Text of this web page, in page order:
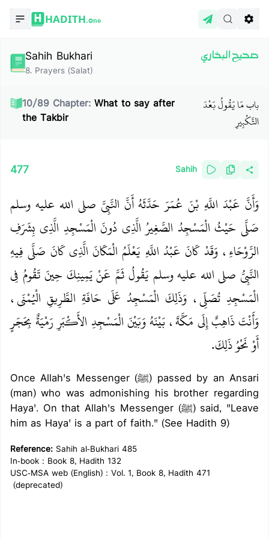
HADITH.One
Sahih Bukhari
8. Prayers (Salat)
صحيح البخاري
10/89 Chapter:What to say after
the Takbir
باب مَا يَقُولُ بَعْدَ
التَّكْبِيرِ
477 Sahih
وَأَنَّ عَبْدَ اللَّهِ بْنَ عُمَرَ حَدَّثَهُ أَنَّ النَّبِيَّ صلى الله عليه وسلم
صَلَّى حَيْثُ الْمَسْجِدُ الصَّغِيرُ الَّذِي دُونَ الْمَسْجِدِ الَّذِي بِشَرَفِ
الرَّوْحَاءِ، وَقَدْ كَانَ عَبْدُ اللَّهِ يَعْلَمُ الْمَكَانَ الَّذِي كَانَ صَلَّى فِيهِ
النَّبِيُّ صلى الله عليه وسلم يَقُولُ ثَمَّ عَنْ يَمِينِكَ حِينَ تَقُومُ فِي
الْمَسْجِدِ تُصَلِّي، وَذَلِكَ الْمَسْجِدُ عَلَى حَافَةِ الطَّرِيقِ الْيُمْنَى،
وَأَنْتَ ذَاهِبٌ إِلَى مَكَّةَ، بَيْنَهُ وَبَيْنَ الْمَسْجِدِ الأَكْبَرِ رَمْيَةٌ بِحَجَرٍ
أَوْ نَحْوُ ذَلِكَ‏.‏
Once Allah's Messenger (ﷺ) passed by an Ansari
(man) who was admonishing his brother regarding
Haya'. On that Allah's Messenger (ﷺ) said, "Leave
him as Haya' is a part of faith." (See Hadith 9)
Reference: Sahih al-Bukhari 485
In-book : Book 8, Hadith 132
USC-MSA web (English) : Vol. 1, Book 8, Hadith 471
(deprecated)